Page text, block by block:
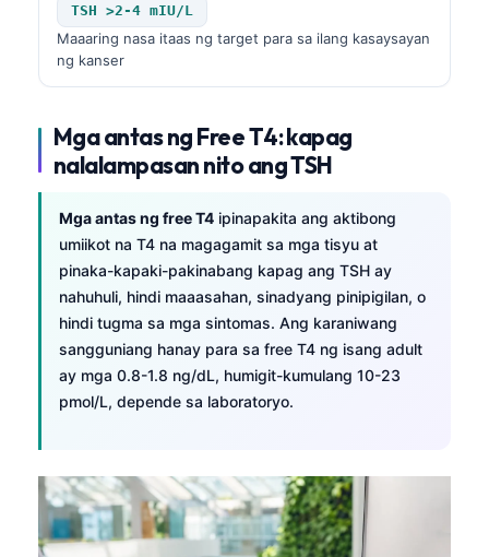
TSH >2-4 mIU/L
Maaaring nasa itaas ng target para sa ilang kasaysayan
ng kanser
Mga antas ng Free T4: kapag
nalalampasan nito ang TSH
Mga antas ng free T4 ipinapakita ang aktibong
umiikot na T4 na magagamit sa mga tisyu at
pinaka-kapaki-pakinabang kapag ang TSH ay
nahuhuli, hindi maaasahan, sinadyang pinipigilan, o
hindi tugma sa mga sintomas. Ang karaniwang
sangguniang hanay para sa free T4 ng isang adult
ay mga 0.8-1.8 ng/dL, humigit-kumulang 10-23
pmol/L, depende sa laboratoryo.
العربية المغربية
Afrikaans
Монгол
Basa Jawa
Cebuano
ئۇيغۇرچە
Кыргызча
Беларуская мова
Frysk